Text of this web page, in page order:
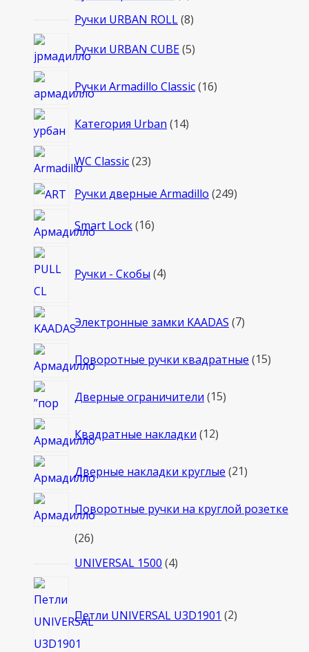
товара
Ручки URBAN ROLL 88
Ручки URBAN CUBE 55
Ручки Armadillo Classic 1616
Категория Urban 1414
WC Classic 2323
Ручки дверные Armadillo 249249
Smart Lock 1616
Ручки - Скобы 4товара
Электронные замки KAADAS 77
Поворотные ручки квадратные 1515
Дверные ограничители 1515
Квадратные накладки 1212
Дверные накладки круглые 2121
Поворотные ручки на круглой розетке
2626
товаров
UNIVERSAL 1500 44
Петли UNIVERSAL U3D1901 2товара